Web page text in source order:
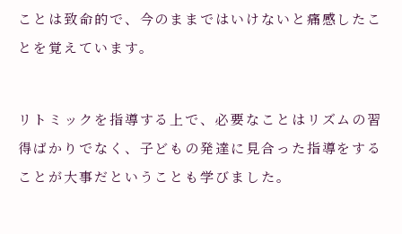
ことは致命的で、今のままではいけないと痛感したこ
とを覚えています。
リトミックを指導する上で、必要なことはリズムの習
得ばかりでなく、子どもの発達に見合った指導をする
ことが大事だということも学びました。